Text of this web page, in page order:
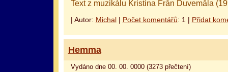
Text z muzikálu Kristina Från Duvemåla
| Autor: Michal| Počet komentářů: 1 | Přidat
Hemma
Vydáno dne 00. 00. 0000 (3273 přečtení)